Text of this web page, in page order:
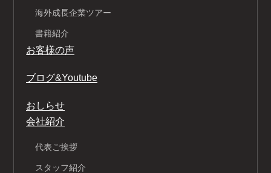
海外成長企業ツアー
書籍紹介
お客様の声
ブログ&Youtube
おしらせ
会社紹介
代表ご挨拶
スタッフ紹介